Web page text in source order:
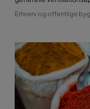
Erhverv og offentlige